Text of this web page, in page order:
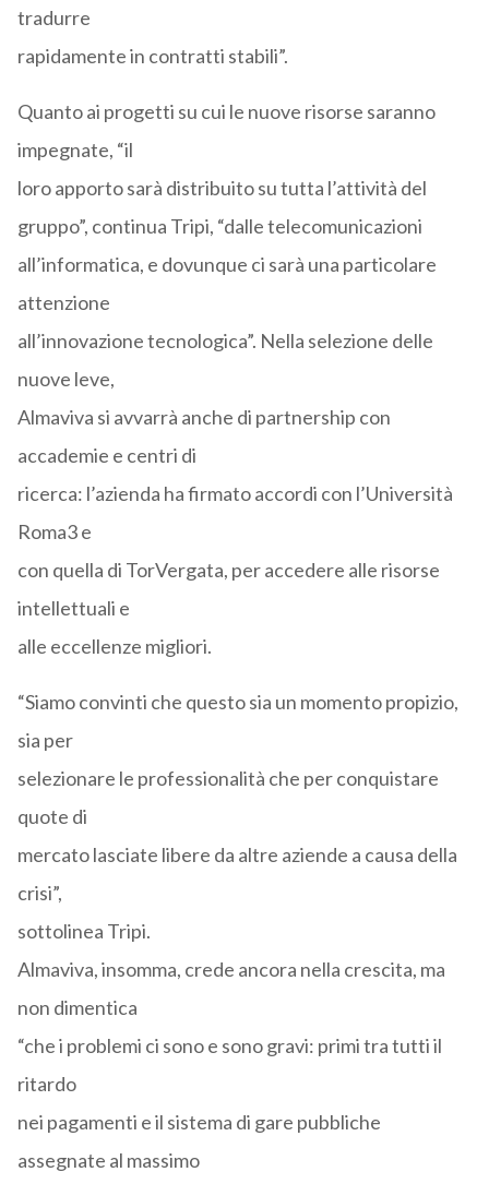
tradurre
rapidamente in contratti stabili”.
Quanto ai progetti su cui le nuove risorse saranno
impegnate, “il
loro apporto sarà distribuito su tutta l’attività del
gruppo”, continua Tripi, “dalle telecomunicazioni
all’informatica, e dovunque ci sarà una particolare
attenzione
all’innovazione tecnologica”. Nella selezione delle
nuove leve,
Almaviva si avvarrà anche di partnership con
accademie e centri di
ricerca: l’azienda ha firmato accordi con l’Università
Roma3 e
con quella di TorVergata, per accedere alle risorse
intellettuali e
alle eccellenze migliori.
“Siamo convinti che questo sia un momento propizio,
sia per
selezionare le professionalità che per conquistare
quote di
mercato lasciate libere da altre aziende a causa della
crisi”,
sottolinea Tripi.
Almaviva, insomma, crede ancora nella crescita, ma
non dimentica
“che i problemi ci sono e sono gravi: primi tra tutti il
ritardo
nei pagamenti e il sistema di gare pubbliche
assegnate al massimo